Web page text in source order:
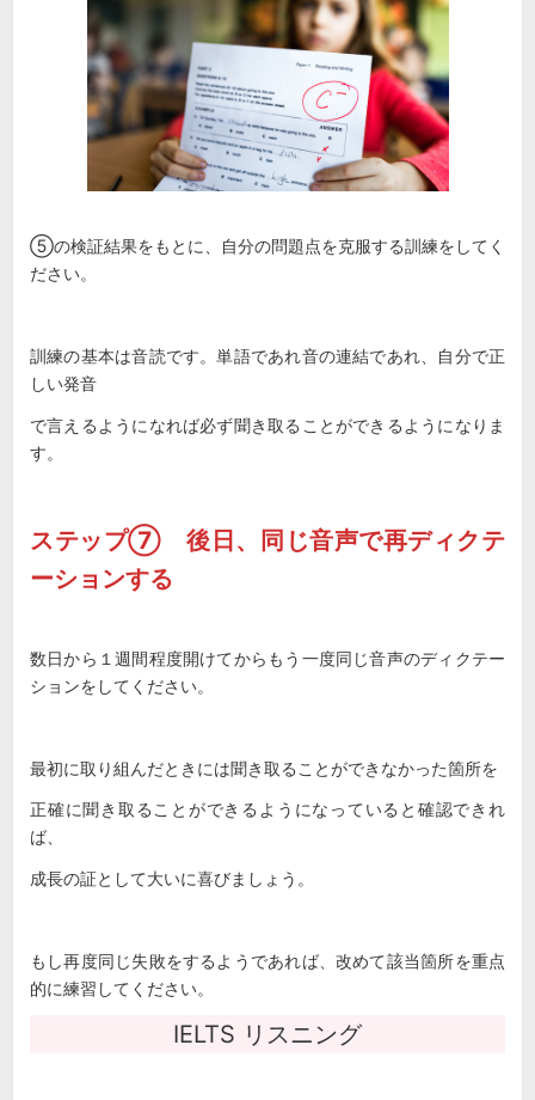
⑤の検証結果をもとに、自分の問題点を克服する訓練をしてく
ださい。
訓練の基本は音読です。単語であれ音の連結であれ、自分で正
しい発音
で言えるようになれば必ず聞き取ることができるようになりま
す。
ステップ⑦ 後日、同じ音声で再ディクテ
ーションする
数日から１週間程度開けてからもう一度同じ音声のディクテー
ションをしてください。
最初に取り組んだときには聞き取ることができなかった箇所を
正確に聞き取ることができるようになっていると確認できれ
ば、
成長の証として大いに喜びましょう。
もし再度同じ失敗をするようであれば、改めて該当箇所を重点
的に練習してください。
IELTS リスニング